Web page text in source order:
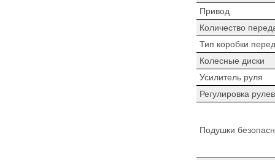
Привод
Количество
Тип коробки
Колесные диски
Усилитель руля
Регулировка
Подушки